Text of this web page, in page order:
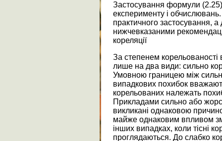
Застосування формули
експерименту і
практичного застосування,
нижчевказаними
кореляції
За степенем корельованості
лише на два види: сильно
Умовною границею між
випадкових похибок
корельованих належать
Прикладами сильно або
викликані однаковою
майже однаковим впливом
інших випадках, коли тісні
проглядаються. До слабко